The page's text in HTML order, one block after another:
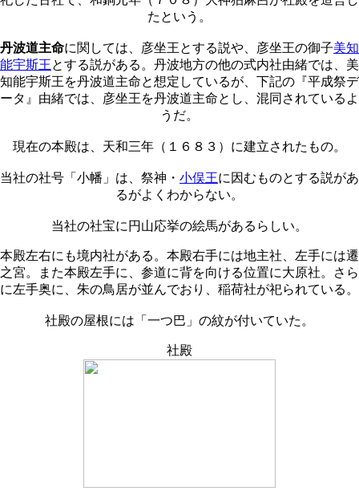
たという。
丹波道主命に関しては、彦坐王とする説や、彦坐王の御子美知
能宇斯王とする説がある。丹波地方の他の式内社由緒では、美
知能宇斯王を丹波道主命と想定しているが、下記の『平成祭デ
ータ』由緒では、彦坐王を丹波道主命とし、混同されているよ
うだ。
現在の本殿は、天和三年（１６８３）に建立されたもの。
当社の社号「小幡」は、祭神・ 小俣王に因むものとする説があ
るがよくわからない。
当社の社宝に円山応挙の絵馬があるらしい。
本殿左右にも境内社がある。本殿右手には地主社、左手には遷
之宮。また本殿左手に、参道に背を向ける位置に大原社。さら
に左手奥に、朱の鳥居が並んでおり、稲荷社が祀られている。
社殿の屋根には「一つ巴」の紋が付いていた。
社殿